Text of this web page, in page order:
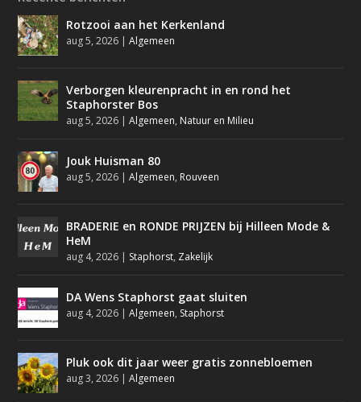
Rotzooi aan het Kerkenland
aug 5, 2026 |Algemeen
Verborgen kleurenpracht in en rond het
Staphorster Bos
aug 5, 2026 |Algemeen, Natuur en Milieu
Jouk Huisman 80
aug 5, 2026 |Algemeen, Rouveen
BRADERIE en RONDE PRIJZEN bij Hilleen Mode &
HeM
aug 4, 2026 | Staphorst, Zakelijk
DA Wens Staphorst gaat sluiten
aug 4, 2026 |Algemeen, Staphorst
Pluk ook dit jaar weer gratis zonnebloemen
aug 3, 2026 |Algemeen